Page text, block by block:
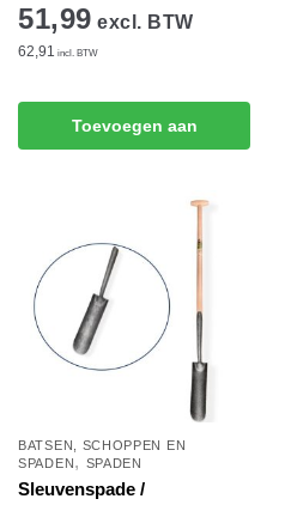
51,99 excl. BTW
62,91 incl. BTW
Toevoegen aan
BATSEN, SCHOPPEN EN
SPADEN, SPADEN
Sleuvenspade /